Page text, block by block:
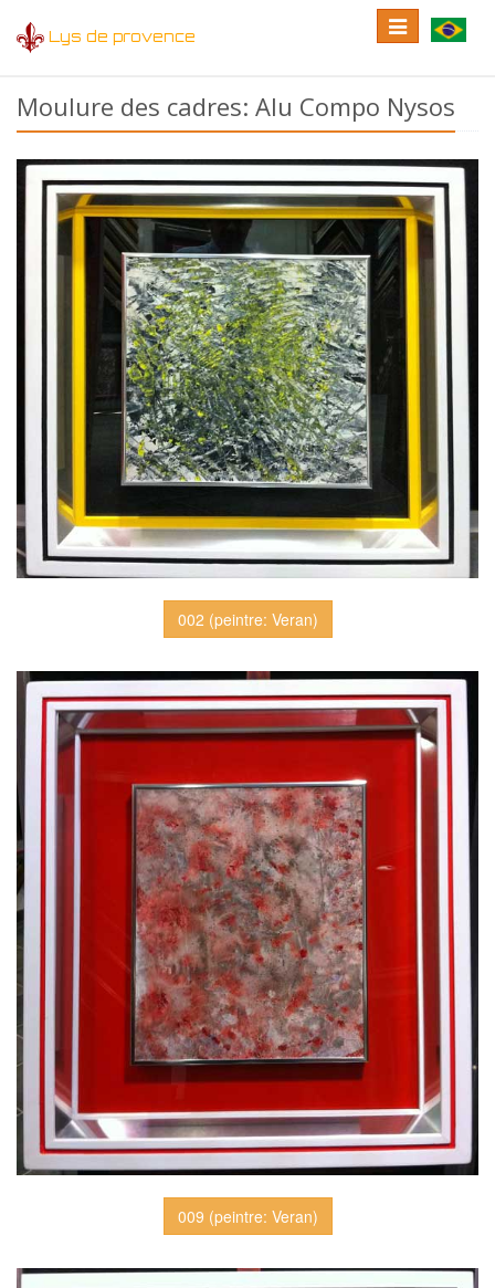
Lys de provence
Toggle
language
Toggle
navigation
Moulure des cadres: Alu Compo Nysos
002 (peintre: Veran)
009 (peintre: Veran)